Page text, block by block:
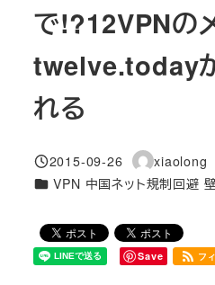
で!?12VPNの
twelve.today
れる
投稿日
2015-09-26
著
者
xiaolong
カテゴリー
VPN 中国ネット規制回避
Save フ